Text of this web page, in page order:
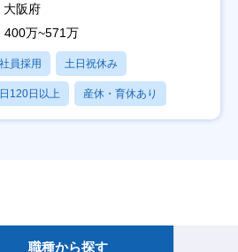
大阪府
400万~571万
員採用 土日祝休み
120日以上 産休・育休あり
あり
職種から探す